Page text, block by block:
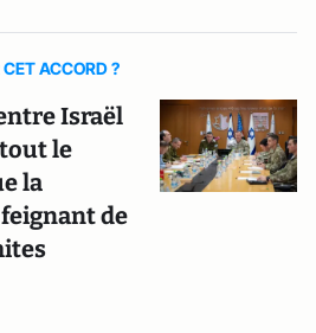
ACCORD ?
Israël
le
la
de